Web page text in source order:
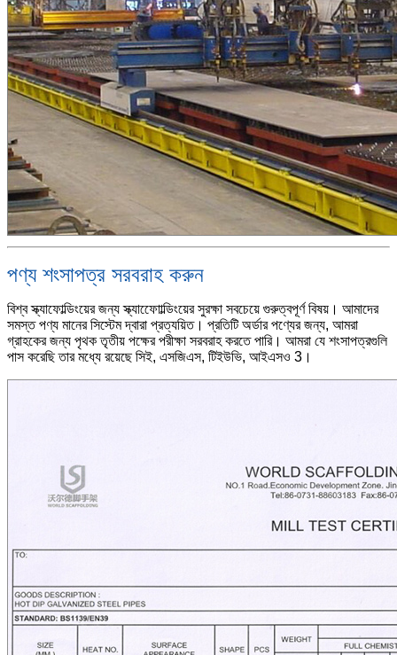
পণ্য শংসাপত্র সরবরাহ করুন
বিশ্ব স্ক্যাফোল্ডিংয়ের জন্য স্ক্যাফোোল্ডিংয়ের সুরক্ষা সবচেয়ে গুরুত্বপূর্ণ বিষয়। আমাদের
সমস্ত পণ্য মানের সিস্টেম দ্বারা প্রত্যয়িত। প্রতিটি অর্ডার পণ্যের জন্য, আমরা
গ্রাহকের জন্য পৃথক তৃতীয় পক্ষের পরীক্ষা সরবরাহ করতে পারি। আমরা যে শংসাপত্রগুলি
পাস করেছি তার মধ্যে রয়েছে সিই, এসজিএস, টিইউভি, আইএসও 3।